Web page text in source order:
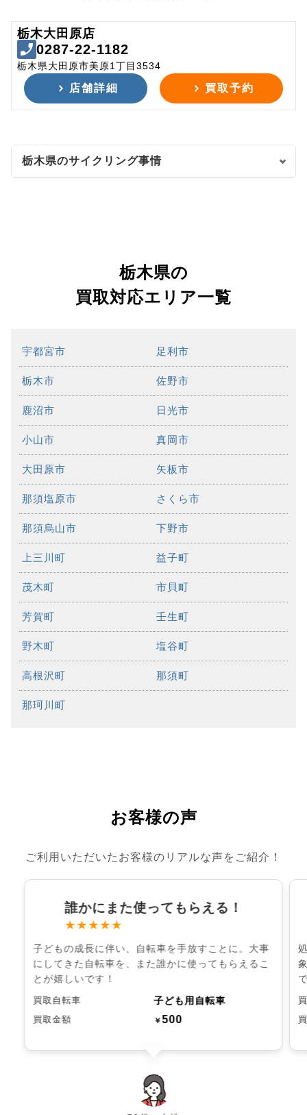
栃木大田原店
0287-22-1182
栃木県大田原市美原1丁目3534
店舗詳細 買取予約
栃木県のサイクリング事情
栃木県の
買取対応エリア一覧
宇都宮市 足利市
栃木市 佐野市
鹿沼市 日光市
小山市 真岡市
大田原市 矢板市
那須塩原市 さくら市
那須烏山市 下野市
上三川町 益子町
茂木町 市貝町
芳賀町 壬生町
野木町 塩谷町
高根沢町 那須町
那珂川町
お客様の声
ご利用いただいたお客様のリアルな声をご紹介！
誰かにまた使ってもらえる！
★★★★★
子どもの成長に伴い、自転車を手放すことに。大事
にしてきた自転車を、また誰かに使ってもらえるこ
とが嬉しいです！
買取自転車 子ども用自転車
買取金額 ￥500
chevron_left chevron_right